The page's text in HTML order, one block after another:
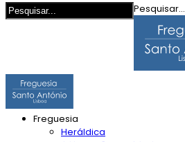
Pesquisar...
Freguesia
Heráldica